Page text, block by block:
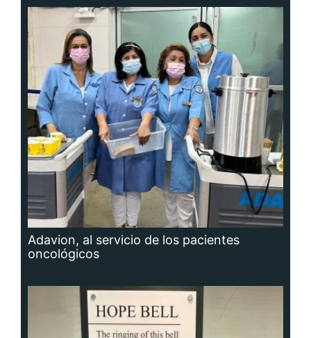
Adavion, al servicio de los pacientes
oncológicos